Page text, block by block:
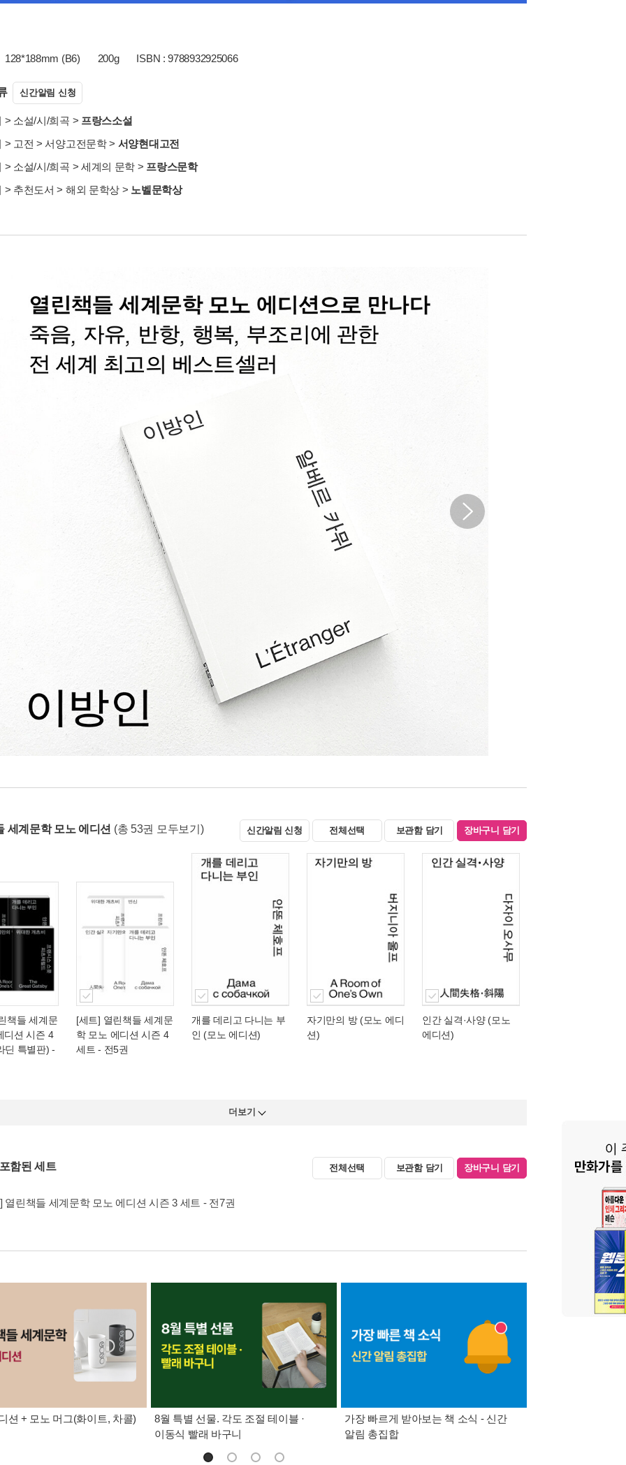
128*188mm (B6) 200g ISBN : 9788932925066
신간알림 신청
> 소설/시/희곡 > 프랑스소설
> 고전 >서양고전문학> 서양현대고전
> 소설/시/희곡 > 세계의 문학 > 프랑스문학
> 추천도서 > 해외 문학상 > 노벨문학상
세계문학 모노 에디션 (총 53권 모두보기) 신간알림 신청 전체선택 보관함 담기 장바구니 담기
책들 세계문
디션 시즌 4
딘 특별판) -
[세트] 열린책들 세계문
학 모노 에디션 시즌 4
세트 - 전5권
개를 데리고 다니는 부
인 (모노 에디션)
자기만의 방 (모노 에디
션)
인간 실격·사양 (모노
에디션)
더보기
함된 세트 전체선택 보관함 담기 장바구니 담기
열린책들 세계문학 모노 에디션 시즌 3 세트 - 전7권
션 + 모노 머그(화이트, 차콜)
8월 특별 선물. 각도 조절 테이블 ·
이동식 빨래 바구니
가장 빠르게 받아보는 책 소식 - 신간
알림 총집합